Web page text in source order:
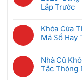
Hộ
Thông
Giúp
Tiết
Kiệm
Ra
Sao
Thông
Minh
Gì?
Cách
Gateway
Phù
Hợp
Bản
Động
Hóa
An
Camera
Phát
luận
ở
Thông
Minh
Thự:
Giải
Pháp
Lắp Trước
có
bình
Giải
Pháp
Khóa Cửa
Mã Số Hay
có
bình
luận
Nhà Cũ
Tắc Thông